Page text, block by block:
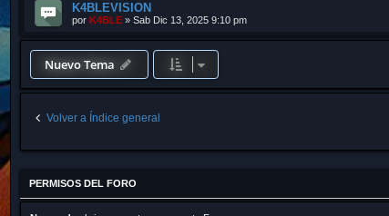
K4BLEVISION
por K4BLE » Sab Dic 13, 2025 9:10 pm
Nuevo Tema
Volver a Índice general
PERMISOS DEL FORO